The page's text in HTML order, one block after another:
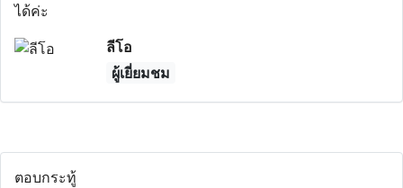
ได้ค่ะ
ลีโอ
ผู้เยี่ยมชม
ตอบกระทู้